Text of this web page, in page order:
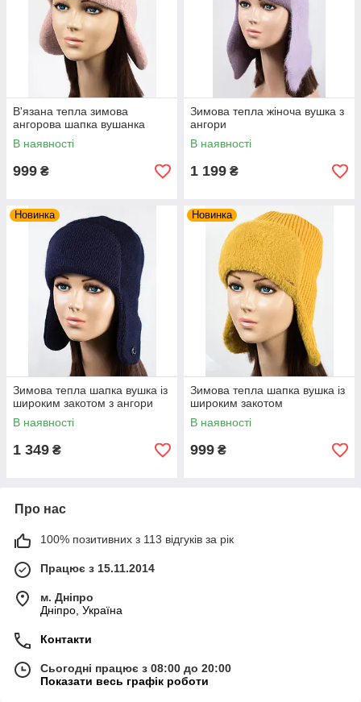
В'язана тепла зимова
ангорова шапка вушанка
В наявності
999 ₴
Зимова тепла жіноча вушка з
ангори
В наявності
1 199 ₴
Новинка
Зимова тепла шапка вушка із
широким закотом з ангори
В наявності
1 349 ₴
Новинка
Зимова тепла шапка вушка із
широким закотом
В наявності
999 ₴
Про нас
100% позитивних з 113 відгуків за рік
Працює з 15.11.2014
м. Дніпро
Дніпро, Україна
Контакти
Сьогодні працює з 08:00 до 20:00
Показати весь графік роботи